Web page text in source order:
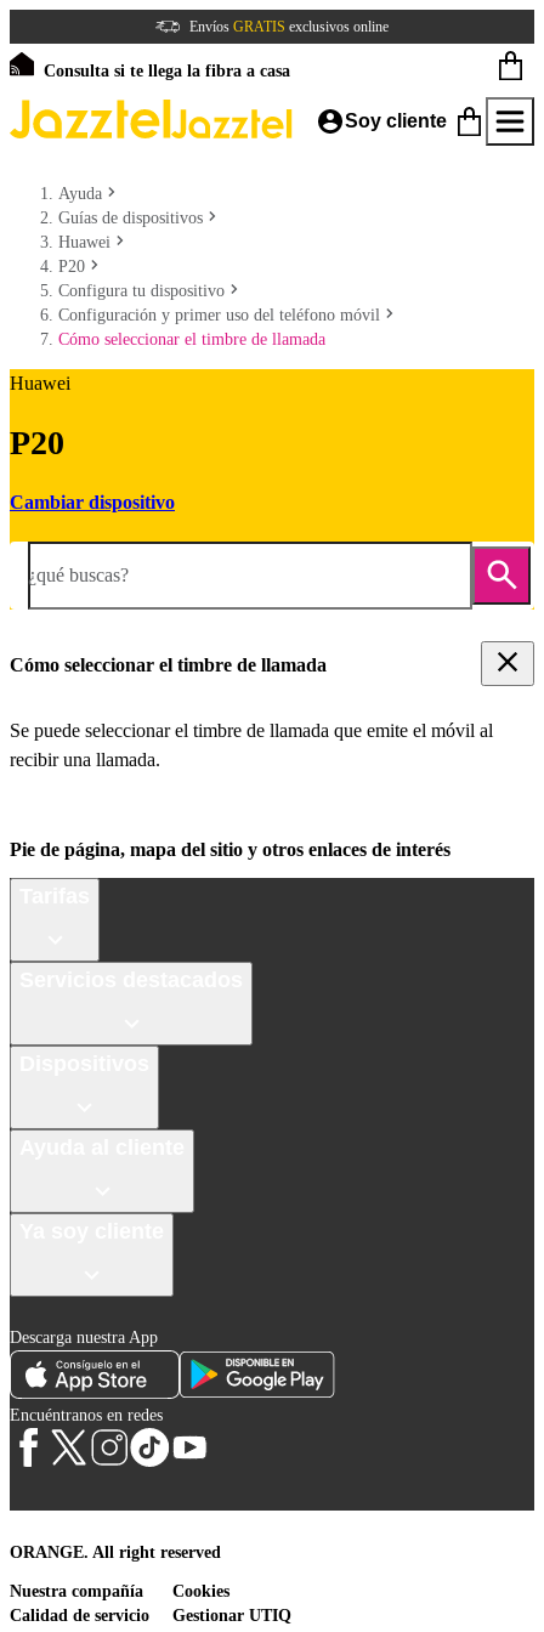
Envíos GRATIS exclusivos online
Consulta si te llega la fibra a casa
Soy cliente
Ayuda
Guías de dispositivos
Huawei
P20
Configura tu dispositivo
Configuración y primer uso del teléfono móvil
Cómo seleccionar el timbre de llamada
Huawei
P20
Cambiar dispositivo
¿qué buscas?
Cómo seleccionar el timbre de llamada
Se puede seleccionar el timbre de llamada que emite el móvil al
recibir una llamada.
Pie de página, mapa del sitio y otros enlaces de interés
Descarga nuestra App
Encuéntranos en redes
ORANGE. All right reserved
Nuestra compañía
Calidad de servicio
Cookies
Gestionar UTIQ